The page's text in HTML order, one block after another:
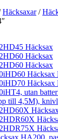
Häcksaxar/
Häcksax
Häcksax
Häcksax
Häcksax
Häcksax
utan
till 4,5M),
HA200,